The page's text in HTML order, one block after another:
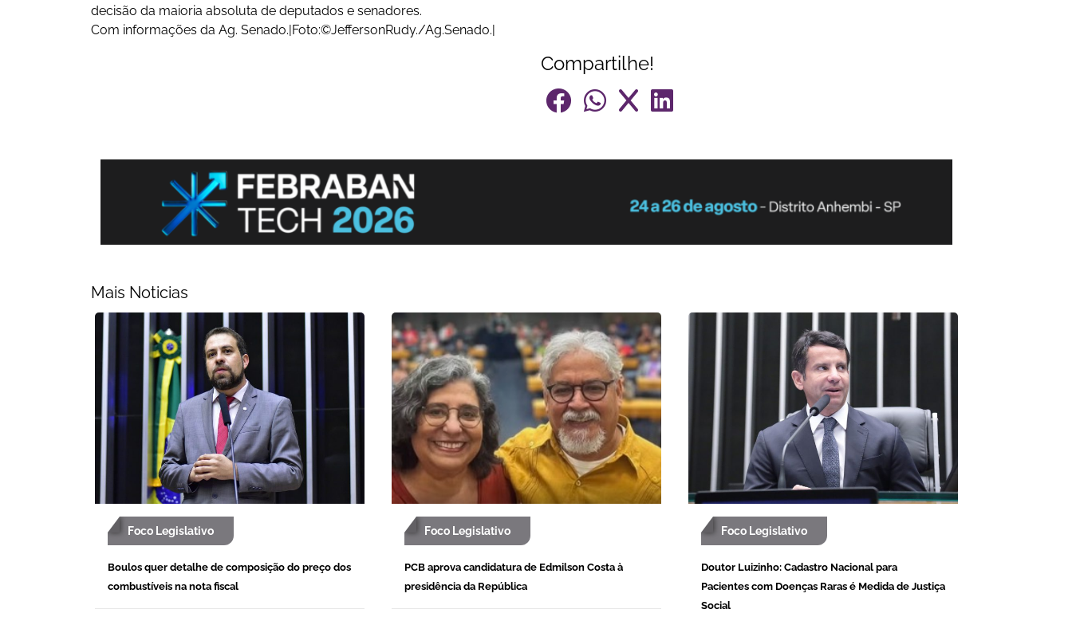
decisão da maioria absoluta de deputados e senadores.
Com informações da Ag. Senado.|Foto:©JeffersonRudy./Ag.Senado.|
Compartilhe!
Mais Noticias
Foco Legislativo
Boulos quer detalhe de composição do preço dos
combustíveis na nota fiscal
Foco Legislativo
PCB aprova candidatura de Edmilson Costa à
presidência da República
Foco Legislativo
Doutor Luizinho: Cadastro Nacional para
Pacientes com Doenças Raras é Medida de Justiça
Social